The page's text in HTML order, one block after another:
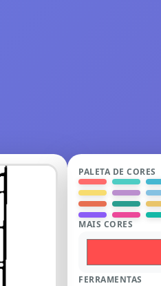
PALETA DE CORES
MAIS CORES
FERRAMENTAS